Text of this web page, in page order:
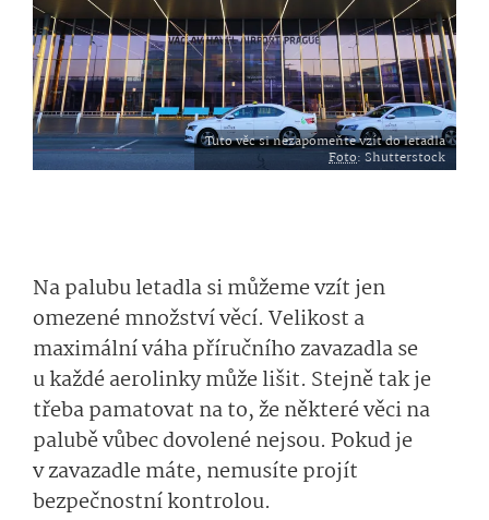
Tuto věc si nezapomeňte vzít do letadla
Foto: Shutterstock
Na palubu letadla si můžeme vzít jen
omezené množství věcí. Velikost a
maximální váha příručního zavazadla se
u každé aerolinky může lišit. Stejně tak je
třeba pamatovat na to, že některé věci na
palubě vůbec dovolené nejsou. Pokud je
v zavazadle máte, nemusíte projít
bezpečnostní kontrolou.